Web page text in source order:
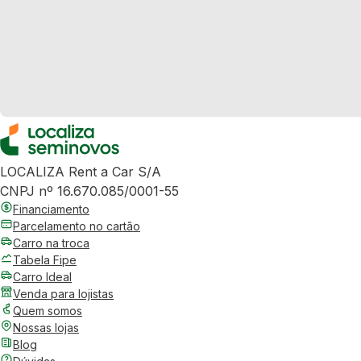
LOCALIZA Rent a Car S/A
CNPJ nº 16.670.085/0001-55
Financiamento
Parcelamento no cartão
Carro na troca
Tabela Fipe
Carro Ideal
Venda para lojistas
Quem somos
Nossas lojas
Blog